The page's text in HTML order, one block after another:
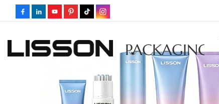
PACKAGING